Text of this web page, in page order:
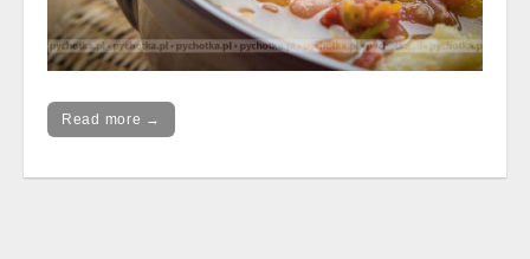
Read more →